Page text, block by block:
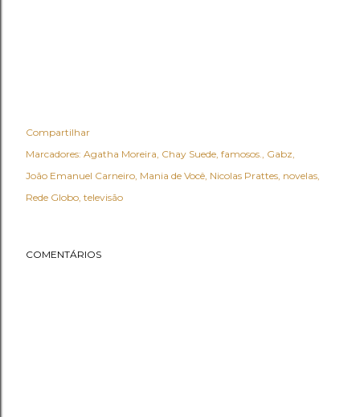
Compartilhar
Marcadores: Agatha Moreira Chay Suede famosos. Gabz
João Emanuel Carneiro Mania de Você Nicolas Prattes novelas
Rede Globo televisão
COMENTÁRIOS